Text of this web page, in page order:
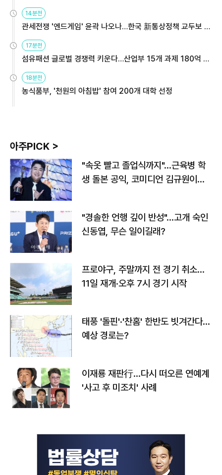
14분전
관세전쟁 '엔드게임' 윤곽 나오나…한국 新통상정책 교두보 활
용해야
17분전
섬유패션 글로벌 경쟁력 키운다…산업부 15개 과제 180억 지
원
18분전
농식품부, '천원의 아침밥' 참여 200개 대학 선정
아주PICK >
"속옷 빨고 졸업식까지"…근육병 학
생 돌본 공익, 코미디언 김규원이었
"경솔한 언행 깊이 반성"…고개 숙인
신동엽, 무슨 일이길래?
프로야구, 주말까지 전 경기 취소…
11일 재개·오후 7시 경기 시작
태풍 '돌핀'·'찬홈' 한반도 빗겨간다…
예상 경로는?
이재룡 재판行…다시 떠오른 연예계
'사고 후 미조치' 사례